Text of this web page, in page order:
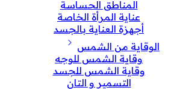
المناطق الحساسة
عناية المرأة الخاصة
أجهزة العناية بالجسد
الوقاية من الشمس
وقاية الشمس للوجه
وقاية الشمس للجسد
التسمير و التان